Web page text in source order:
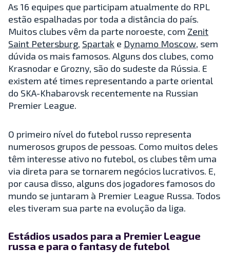
As 16 equipes que participam atualmente do RPL
estão espalhadas por toda a distância do país.
Muitos clubes vêm da parte noroeste, com Zenit
Saint Petersburg, Spartak e Dynamo Moscow, sem
dúvida os mais famosos. Alguns dos clubes, como
Krasnodar e Grozny, são do sudeste da Rússia. E
existem até times representando a parte oriental
do SKA-Khabarovsk recentemente na Russian
Premier League.
O primeiro nível do futebol russo representa
numerosos grupos de pessoas. Como muitos deles
têm interesse ativo no futebol, os clubes têm uma
via direta para se tornarem negócios lucrativos. E,
por causa disso, alguns dos jogadores famosos do
mundo se juntaram à Premier League Russa. Todos
eles tiveram sua parte na evolução da liga.
Estádios usados para a Premier League
russa e para o fantasy de futebol